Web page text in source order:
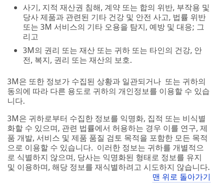
사기, 지적 재산권 침해, 계약 또는 합의 위반, 부작용 및
당사 제품과 관련된 기타 건강 및 안전 사고, 법률 위반
또는 3M 서비스의 기타 오용을 탐지, 예방 및 대응; 그
리고
3M의 권리 또는 재산 또는 귀하 또는 타인의 건강, 안
전, 복지, 권리 또는 재산의 보호.
3M은 또한 정보가 수집된 상황과 일관되거나 또는 귀하의
동의에 따라 다른 용도로 귀하의 개인정보를 이용할 수 있습
니다.
3M은 귀하로부터 수집한 정보를 익명화, 집적 또는 비식별
화할 수 있으며, 관련 법률에서 허용하는 경우 이를 연구, 제
품 개발, 서비스 및 제품 품질 검토 목적을 포함한 모든 목적
으로 이용할 수 있습니다. 이러한 정보는 귀하를 개별적으
로 식별하지 않으며, 당사는 익명화된 형태로 정보를 유지
및 이용하며, 해당 정보를 재식별하려고 시도하지 않습니다.
맨 위로 돌아가기